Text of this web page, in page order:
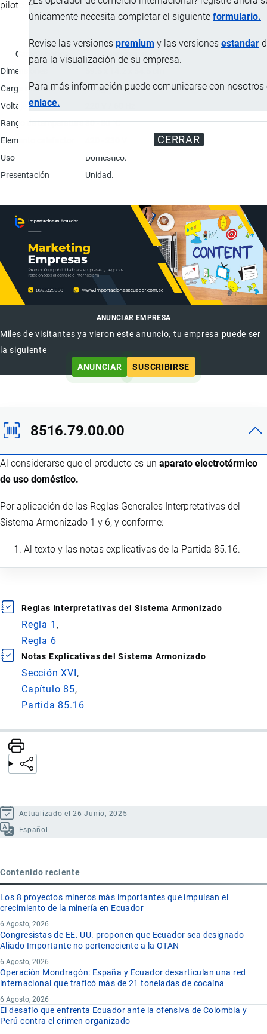
únicamente necesita completar el siguiente formulario.
Revise las versiones premium y las versiones estandar
para la visualización de su empresa.
Para más información puede comunicarse con nosotros
enlace.
CERRAR
piloto rojo.
Característica
Descripción
Dimensiones
Carga máxima
20 kg
Voltaje
Rango de temperatura30 - 80 °C
Elemento calefactor
Uso
Doméstico.
Presentación
Unidad.
ANUNCIAR EMPRESA
Miles de visitantes ya vieron este anuncio, tu empresa puede ser
la siguiente
ANUNCIAR
SUSCRIBIRSE
8516.79.00.00
Al considerarse que el producto es un aparato electrotérmico
de uso doméstico.
Por aplicación de las Reglas Generales Interpretativas del
Sistema Armonizado 1 y 6, y conforme:
Al texto y las notas explicativas de la Partida 85.16.
Reglas Interpretativas del Sistema Armonizado
Regla 1
Regla 6
Notas Explicativas del Sistema Armonizado
Sección XVI
Capítulo 85
Partida 85.16
Actualizado el 26 Junio, 2025
Español
Contenido reciente
Los 8 proyectos mineros más importantes que impulsan el
crecimiento de la minería en Ecuador
6 Agosto, 2026
Congresistas de EE. UU. proponen que Ecuador sea designado
Aliado Importante no perteneciente a la OTAN
6 Agosto, 2026
Operación Mondragón: España y Ecuador desarticulan una red
internacional que traficó más de 21 toneladas de cocaína
6 Agosto, 2026
El desafío que enfrenta Ecuador ante la ofensiva de Colombia y
Perú contra el crimen organizado